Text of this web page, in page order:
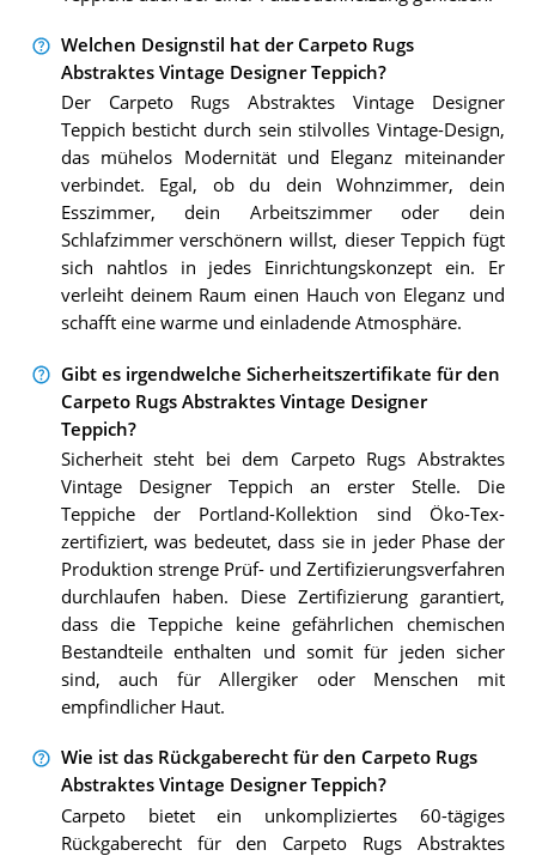
Welchen Designstil hat der Carpeto Rugs
Abstraktes Vintage Designer Teppich?
Der Carpeto Rugs Abstraktes Vintage Designer
Teppich besticht durch sein stilvolles Vintage-Design,
das mühelos Modernität und Eleganz miteinander
verbindet. Egal, ob du dein Wohnzimmer, dein
Esszimmer, dein Arbeitszimmer oder dein
Schlafzimmer verschönern willst, dieser Teppich fügt
sich nahtlos in jedes Einrichtungskonzept ein. Er
verleiht deinem Raum einen Hauch von Eleganz und
schafft eine warme und einladende Atmosphäre.
Gibt es irgendwelche Sicherheitszertifikate für den
Carpeto Rugs Abstraktes Vintage Designer
Teppich?
Sicherheit steht bei dem Carpeto Rugs Abstraktes
Vintage Designer Teppich an erster Stelle. Die
Teppiche der Portland-Kollektion sind Öko-Tex-
zertifiziert, was bedeutet, dass sie in jeder Phase der
Produktion strenge Prüf- und Zertifizierungsverfahren
durchlaufen haben. Diese Zertifizierung garantiert,
dass die Teppiche keine gefährlichen chemischen
Bestandteile enthalten und somit für jeden sicher
sind, auch für Allergiker oder Menschen mit
empfindlicher Haut.
Wie ist das Rückgaberecht für den Carpeto Rugs
Abstraktes Vintage Designer Teppich?
Carpeto bietet ein unkompliziertes 60-tägiges
Rückgaberecht für den Carpeto Rugs Abstraktes